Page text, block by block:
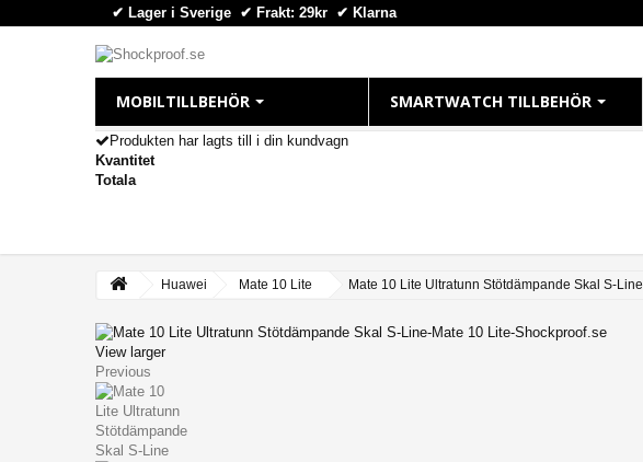
✔ Lager i Sverige ✔ Frakt: 29kr ✔ Klarna
MOBILTILLBEHÖR
iPhone 16 Pro
SMARTWATCH TILLBEHÖR
Apple Watch 41mm
Produkten har lagts till i din kundvagn
Kvantitet
Totala
Huawei Mate 10 Lite Mate 10 Lite Ultratunn Stötdämpande Skal S-Line
View larger
Previous